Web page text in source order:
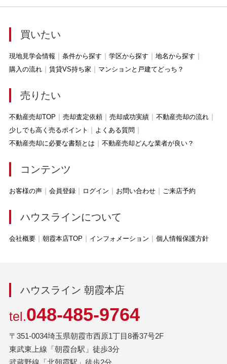
買いたい
現地見学会情報 条件から探す 学区から探す
地名から探す
購入の流れ
賃貸VS持ち家 マンションと戸建てどっち？
売りたい
不動産売却TOP 売却査定依頼 売却成功実績
不動産売却の流れ
少しでも高く売るポイント
よくある質問
不動産売却に必要な書類とは
不動産売却どんな業者が良い？
コンテンツ
お客様の声 会員登録 ログイン お問い合わせ ご来店予約
ハウスラインについて
会社概要 朝霞本店TOP インフォメーション 個人情報保護方針
ハウスライン 朝霞本店
tel.048-485-9764
〒351-0034埼玉県朝霞市西原1丁目8番37号2F
東武東上線「朝霞台駅」徒歩3分
武蔵野線「北朝霞駅」徒歩2分